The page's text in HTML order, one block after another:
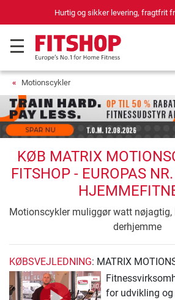
Hurtig og sikker levering, fragtfrit
Motionscykler
KØB MATRIX
FITSHOP - EUROPAS
Motionscykler muliggør watt
derhjemme
KØBSVEJLEDNING: MATRIX
for udvikling